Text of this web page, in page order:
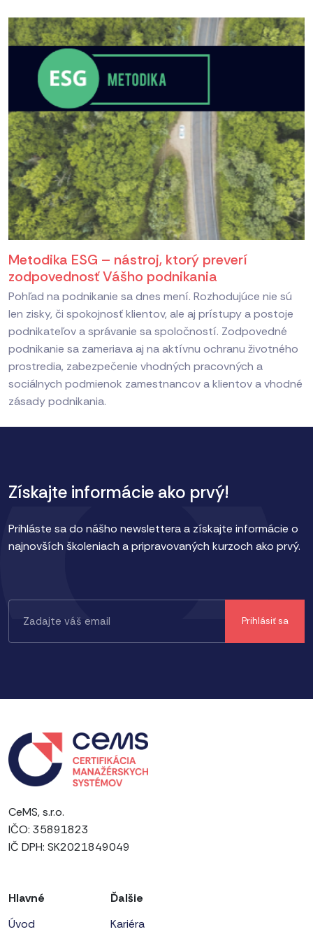
Metodika ESG – nástroj, ktorý preverí
zodpovednosť Vášho podnikania
Pohľad na podnikanie sa dnes mení. Rozhodujúce nie sú
len zisky, či spokojnosť klientov, ale aj prístupy a postoje
podnikateľov a správanie sa spoločností. Zodpovedné
podnikanie sa zameriava aj na aktívnu ochranu životného
prostredia, zabezpečenie vhodných pracovných a
sociálnych podmienok zamestnancov a klientov a vhodné
zásady podnikania.
Získajte informácie ako prvý!
Prihláste sa do nášho newslettera a získajte informácie o
najnovších školeniach a pripravovaných kurzoch ako prvý.
CeMS, s.r.o.
IČO: 35891823
IČ DPH: SK2021849049
Hlavné
Úvod
Ďalšie
Kariéra